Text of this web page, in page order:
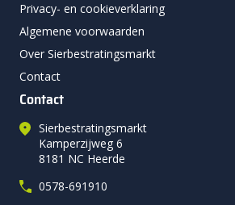
Privacy- en cookieverklaring
Algemene voorwaarden
Over Sierbestratingsmarkt
Contact
Contact
Sierbestratingsmarkt
Kamperzijweg 6
8181 NC Heerde
0578-691910